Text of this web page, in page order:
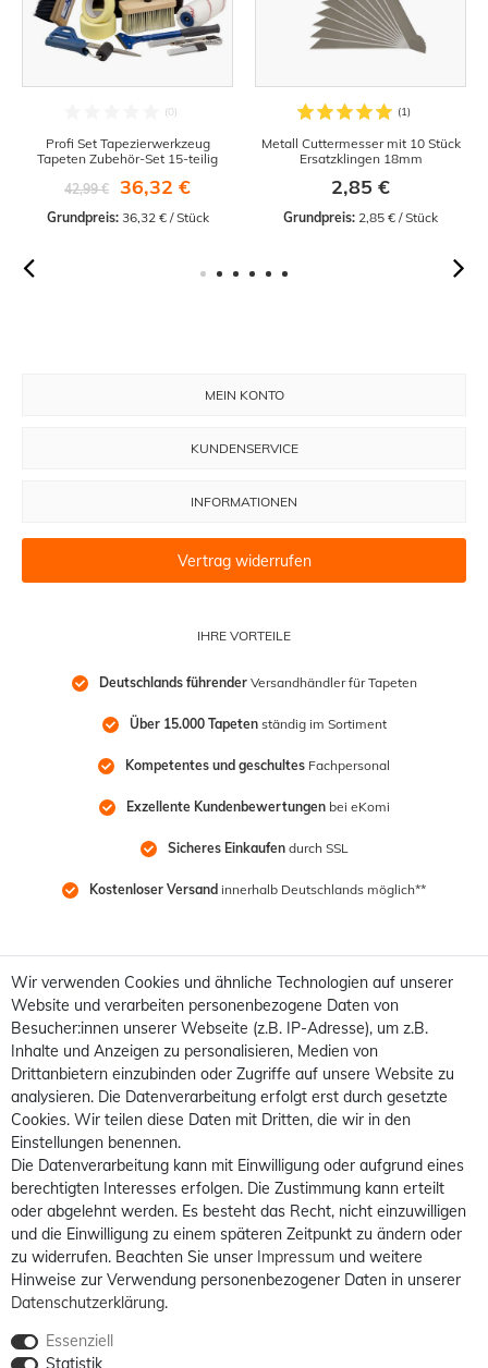
Profi Set Tapezierwerkzeug
Tapeten Zubehör-Set 15-teilig
42,99 €
36,32 €
Grundpreis: 36,32 € / Stück
Metall Cuttermesser mit 10 Stück
Ersatzklingen 18mm
2,85 €
Grundpreis: 2,85 € / Stück
IHRE VORTEILE
Deutschlands führender Versandhändler für Tapeten
Über 15.000 Tapeten ständig im Sortiment
Kompetentes und geschultes Fachpersonal
Exzellente Kundenbewertungen bei eKomi
Sicheres Einkaufen durch SSL
Kostenloser Versand innerhalb Deutschlands möglich**
MEIN KONTO
KUNDENSERVICE
INFORMATIONEN
Vertrag widerrufen
Wir verwenden Cookies und ähnliche Technologien auf unserer
Website und verarbeiten personenbezogene Daten von
Besucher:innen unserer Webseite (z.B. IP-Adresse), um z.B.
Inhalte und Anzeigen zu personalisieren, Medien von
Drittanbietern einzubinden oder Zugriffe auf unsere Website zu
analysieren. Die Datenverarbeitung erfolgt erst durch gesetzte
Cookies. Wir teilen diese Daten mit Dritten, die wir in den
Einstellungen benennen.
Die Datenverarbeitung kann mit Einwilligung oder aufgrund eines
berechtigten Interesses erfolgen. Die Zustimmung kann erteilt
oder abgelehnt werden. Es besteht das Recht, nicht einzuwilligen
und die Einwilligung zu einem späteren Zeitpunkt zu ändern oder
zu widerrufen. Beachten Sie unser Impressum und weitere
Hinweise zur Verwendung personenbezogener Daten in unserer
Daten­schutz­erklärung.
Essenziell
Statistik